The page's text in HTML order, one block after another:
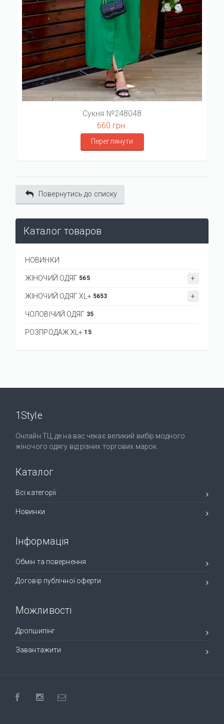
Сукня №248048
660 грн.
Переглянути
Повернутись до списку
Каталог товаров
НОВИНКИ
ЖІНОЧИЙ ОДЯГ 565
ЖІНОЧИЙ ОДЯГ XL+ 5653
ЧОЛОВІЧИЙ ОДЯГ 35
РОЗПРОДАЖ XL+ 15
1Style
Онлайн ТЦ, де на вас чекає великий вибір модного
жіночого одягу від різних торгових марок.
Каталог
Всі категорії
Новинки
Інформація
Обмін та повернення
Договір публічної оферти
Можливості
Дропшипінг
Завантажити